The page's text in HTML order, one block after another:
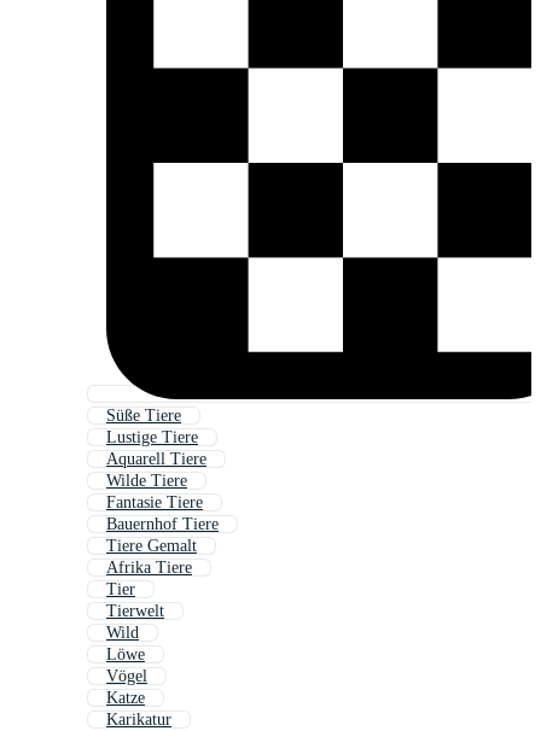
Süße Tiere
Lustige Tiere
Aquarell Tiere
Wilde Tiere
Fantasie Tiere
Bauernhof Tiere
Tiere Gemalt
Afrika Tiere
Tier
Tierwelt
Wild
Löwe
Vögel
Katze
Karikatur